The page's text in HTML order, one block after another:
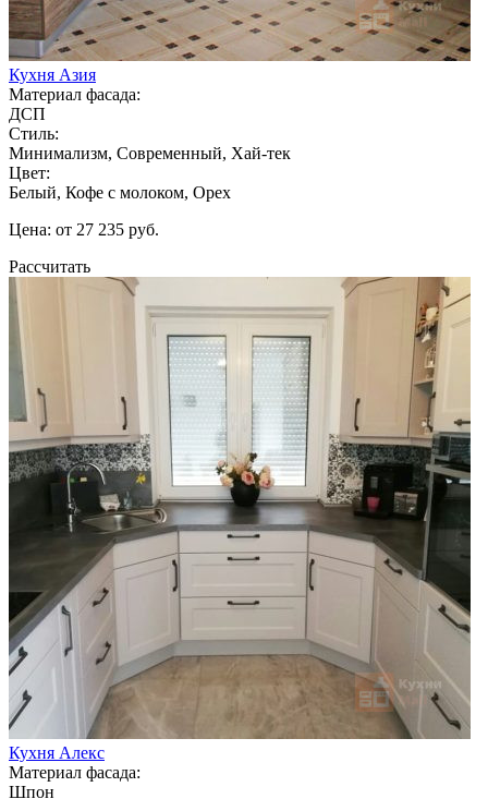
Кухня Азия
Материал фасада:
ДСП
Стиль:
Минимализм, Современный, Хай-тек
Цвет:
Белый, Кофе с молоком, Орех
Цена: от 27 235 руб.
Рассчитать
Кухня Алекс
Материал фасада:
Шпон